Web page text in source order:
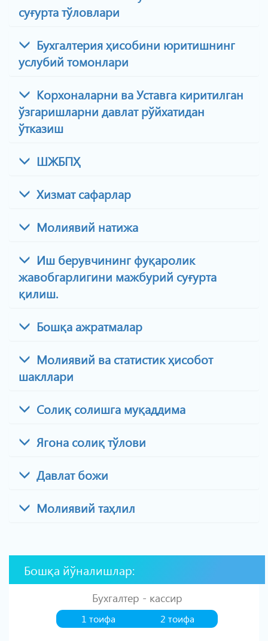
суғурта тўловлари
Бухгалтерия ҳисобини юритишнинг
услубий томонлари
Корхоналарни ва Уставга киритилган
ўзгаришларни давлат рўйхатидан
ўтказиш
ШЖБПҲ
Хизмат сафарлар
Молиявий натижа
Иш берувчининг фуқаролик
жавобгарлигини мажбурий суғурта
қилиш.
Бошқа ажратмалар
Молиявий ва статистик ҳисобот
шакллари
Солиқ солишга муқаддима
Ягона солиқ тўлови
Давлат божи
Молиявий таҳлил
Бошқа йўналишлар:
Бухгалтер - кассир
1 тоифа 2 тоифа